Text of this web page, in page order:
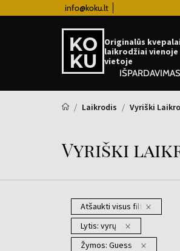
info@koku.lt
Originalūs
laikrodžiai vienoje
vietoje
IŠPARDAVIMAS
Laikrodis Vyriški
Vyriški
Atšaukti visus filtrus
Lytis: vyrų
Žymos: Guess